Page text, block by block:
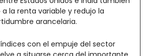
la renta variable y redujo la
arancelaria.
índices con el empuje del sector